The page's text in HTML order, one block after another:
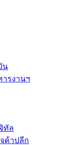
น
ารงานฯ
ทัล
ค้าปลีก